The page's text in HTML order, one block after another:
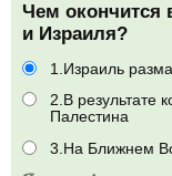
Чем
и Израиля?
1.Израиль
2.В результате
Палестина
3.На Ближнем